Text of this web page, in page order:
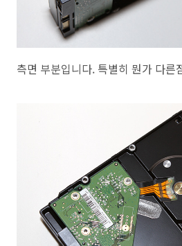
측면 부분입니다. 특별히 뭔가 다른